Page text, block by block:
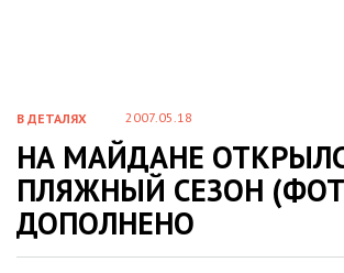
В ДЕТАЛЯХ 2007.05.18
НА МАЙДАНЕ
ПЛЯЖНЫЙ СЕЗОН
ДОПОЛНЕНО